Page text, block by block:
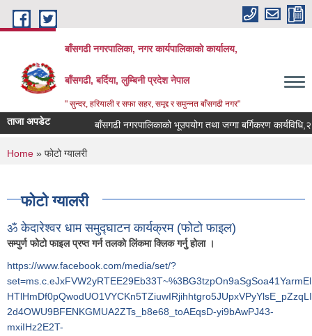
Skip to main content
बाँसगढी नगरपालिका, नगर कार्यपालिकाकाे कार्यालय,
बाँसगढी, बर्दिया, लुम्बिनी प्रदेश नेपाल
" सुन्दर, हरियाली र सफा सहर, समृद्द र समुन्नत बाँसगढी नगर"
ताजा अपडेट बाँसगढी नगरपालिकाको भूउपयोग तथा जग्गा बर्गिकरण कार्यविधि,२०८३
You are here
Home » फोटो ग्यालरी
फोटो ग्यालरी
ॐ केदारेश्वर धाम समुद्घाटन कार्यक्रम (फोटो फाइल)
सम्पुर्ण फोटो फाइल प्रप्त गर्न तलकाे लि‌ंकमा क्लिक गर्नु होला ।
https://www.facebook.com/media/set/?
2d4OWU9BFENKGMUA2ZTs_b8e68_toAEqsD-yi9bAwPJ43-
mxiIHz2E2T-